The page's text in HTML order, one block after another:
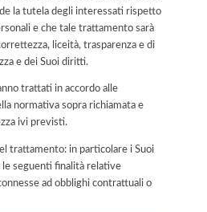
la tutela degli interessati rispetto
e che tale trattamento sarà
liceità, trasparenza e di
e dei Suoi diritti.
trattati in accordo alle
normativa sopra richiamata e
ivi previsti.
trattamento: in particolare i Suoi
seguenti finalità relative
ad obblighi contrattuali o